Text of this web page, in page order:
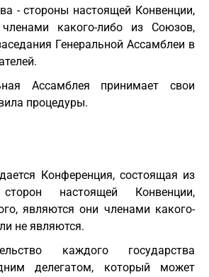
- стороны настоящей Конвенции,
какого-либо из Союзов,
Генеральной Ассамблеи в
Ассамблея принимает свои
процедуры.
Конференция, состоящая из
настоящей Конвенции,
являются они членами какого-
не являются.
каждого государства
делегатом, который может